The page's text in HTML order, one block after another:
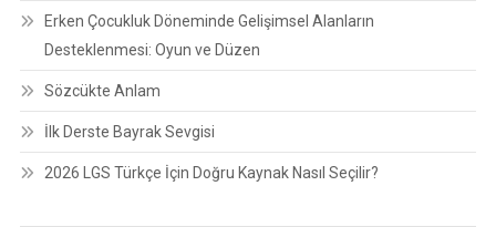
Erken Çocukluk Döneminde Gelişimsel Alanların
Desteklenmesi: Oyun ve Düzen
Sözcükte Anlam
İlk Derste Bayrak Sevgisi
2026 LGS Türkçe İçin Doğru Kaynak Nasıl Seçilir?